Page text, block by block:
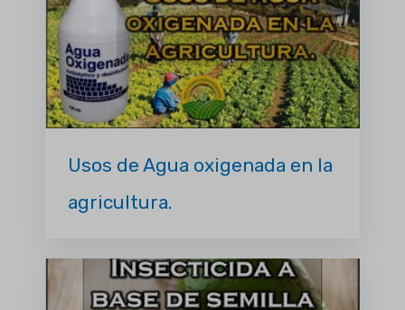
Usos de Agua oxigenada en la
agricultura.